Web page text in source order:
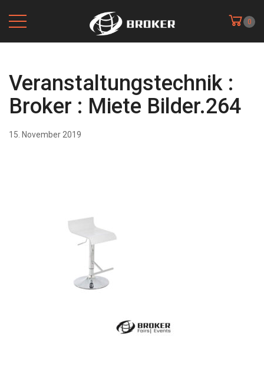
0
Veranstaltungstechnik :
Broker : Miete Bilder.264
15. November 2019